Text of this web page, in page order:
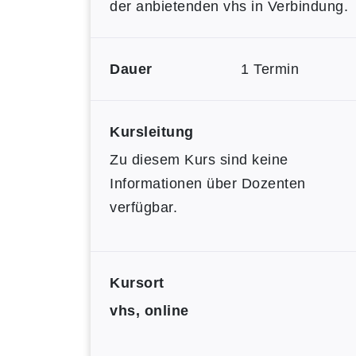
der anbietenden vhs in Verbindung.
Dauer 1 Termin
Kursleitung
Zu diesem Kurs sind keine
Informationen über Dozenten
verfügbar.
Kursort
vhs, online